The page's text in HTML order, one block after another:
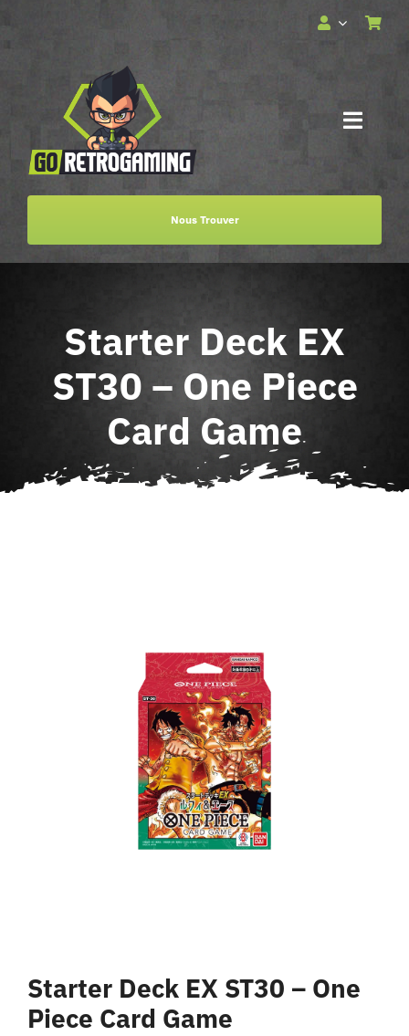
au
Toggle
Services
Billetterie
Contact
Nous Trouver
Starter Deck EX
ST30 – One Piece
Card Game
Starter Deck EX ST30 – One
Piece Card Game